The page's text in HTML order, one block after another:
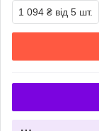
1 094 ₴ від 5 шт.